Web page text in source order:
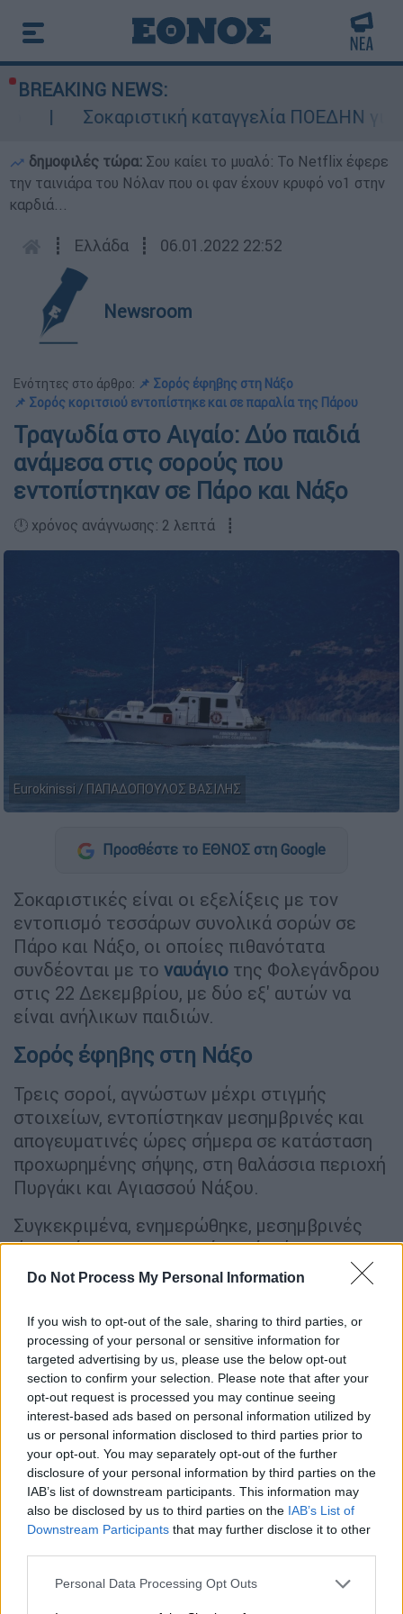
Do Not Process My Personal Information
If you wish to opt-out of the sale, sharing to third parties, or
processing of your personal or sensitive information for
targeted advertising by us, please use the below opt-out
section to confirm your selection. Please note that after your
opt-out request is processed you may continue seeing
interest-based ads based on personal information utilized by
us or personal information disclosed to third parties prior to
your opt-out. You may separately opt-out of the further
disclosure of your personal information by third parties on the
IAB’s list of downstream participants. This information may
also be disclosed by us to third parties on the IAB’s List of
Downstream Participants that may further disclose it to other
Please note that this website/app uses one or more Google
Personal Data Processing Opt Outs
BREAKING NEWS:
Σοκαριστική καταγγελία ΠΟΕΔΗΝ για
δημοφιλές τώρα: Σου καίει το μυαλό: Το Netflix έφερε
την ταινιάρα του Νόλαν που οι φαν έχουν κρυφό νο1 στην
καρδιά...
┋ Ελλάδα ┋ 06.01.2022 22:52
Newsroom
Ενότητες στο άρθρο: 📌 Σορός έφηβης στη Νάξο
📌 Σορός κοριτσιού εντοπίστηκε και σε παραλία της Πάρου
Τραγωδία στο Αιγαίο: Δύο παιδιά
ανάμεσα στις σορούς που
εντοπίστηκαν σε Πάρο και Νάξο
🕛 χρόνος ανάγνωσης: 2 λεπτά ┋
Eurokinissi / ΠΑΠΑΔΟΠΟΥΛΟΣ ΒΑΣΙΛΗΣ
Προσθέστε το ΕΘΝΟΣ στη Google
Σοκαριστικές είναι οι εξελίξεις με τον
εντοπισμό τεσσάρων συνολικά σορών σε
Πάρο και Νάξο, οι οποίες πιθανότατα
συνδέονται με το ναυάγιο της Φολεγάνδρου
στις 22 Δεκεμβρίου, με δύο εξ' αυτών να
είναι ανήλικων παιδιών.
Σορός έφηβης στη Νάξο
Τρεις σοροί, αγνώστων μέχρι στιγμής
στοιχείων, εντοπίστηκαν μεσημβρινές και
απογευματινές ώρες σήμερα σε κατάσταση
προχωρημένης σήψης, στη θαλάσσια περιοχή
Πυργάκι και Αγιασσού Νάξου.
Συγκεκριμένα, ενημερώθηκε, μεσημβρινές
ώρες σήμερα, η Λιμενική Αρχή Νάξου, για
ύπαρξη σορού στη θαλάσσια περιοχή
'Αμεσα στο σημείο μετέβησαν στελέχη της
οικείας Λιμενικής Αρχής, όπου με τη
συνδρομή στελεχών του ΕΚΑΒ και του
Αστυνομικού Τμήματος Νάξου ανέσυραν τη
σορό μίας γυναίκας, 30 με 35 ετών περίπου
και ύψους 1,60 μ.